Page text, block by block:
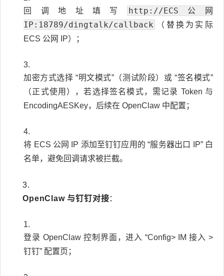
回调地址填写
http://ECS公网
IP:18789/dingtalk/callback
（替换为实际
ECS 公网 IP）；
加密方式选择 “明文模式”（测试阶段）或 “签名模式”
（正式使用），若选择签名模式，需记录 Token 与
EncodingAESKey，后续在 OpenClaw 中配置；
将 ECS 公网 IP 添加至钉钉应用的 “服务器出口 IP” 白
名单，避免回调请求被拦截。
OpenClaw 与钉钉对接：
登录 OpenClaw 控制界面，进入 “Config> IM 接入 >
钉钉” 配置页；